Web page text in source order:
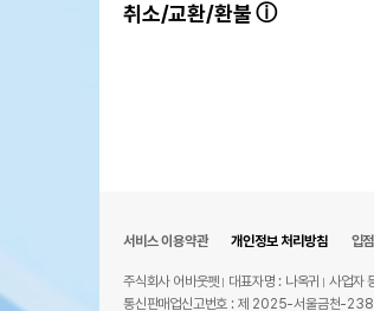
취소/교환/환불
서비스 이용약관 개인정보 처리방침 입
주식회사 어바웃펫 대표자명 : 나옥귀 사업
통신판매업신고번호 : 제 2025-서울금천-